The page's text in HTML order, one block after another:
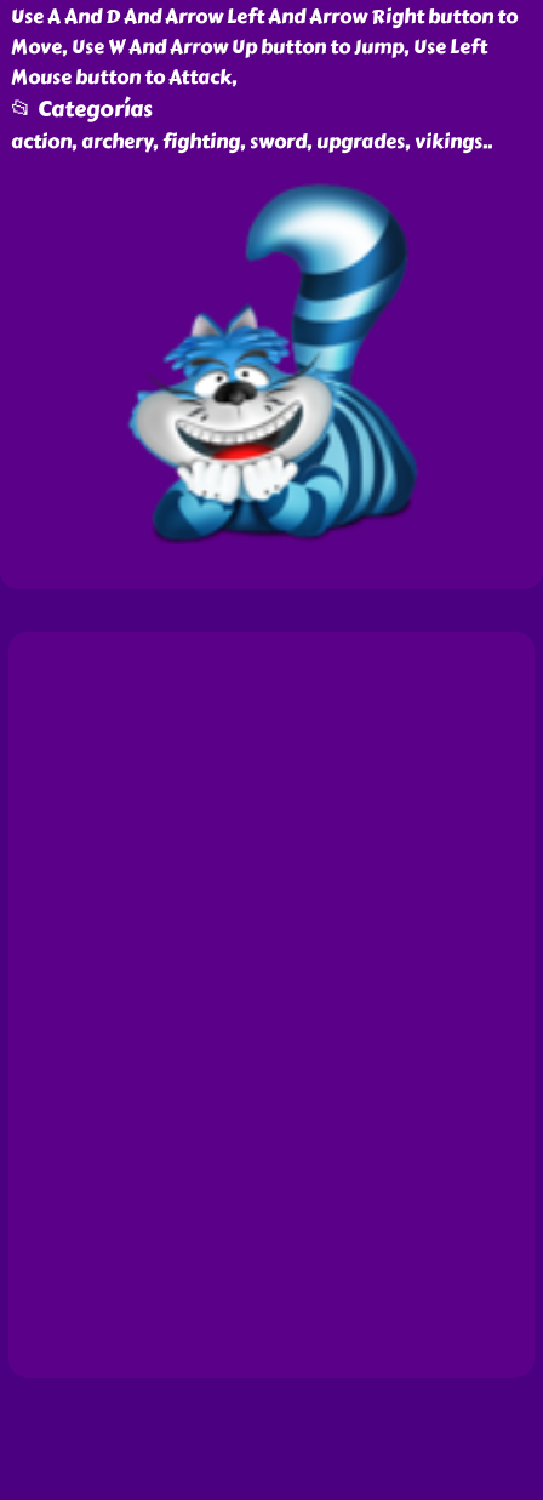
Use A And D And Arrow Left And Arrow Right button to
Move, Use W And Arrow Up button to Jump, Use Left
Mouse button to Attack,
📂 Categorías
action, archery, fighting, sword, upgrades, vikings..